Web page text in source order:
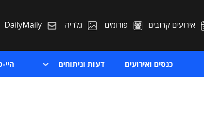
אירועים קרובים פורומים גלריה DailyMaily
כנסים ואירועים דעות וניתוחים